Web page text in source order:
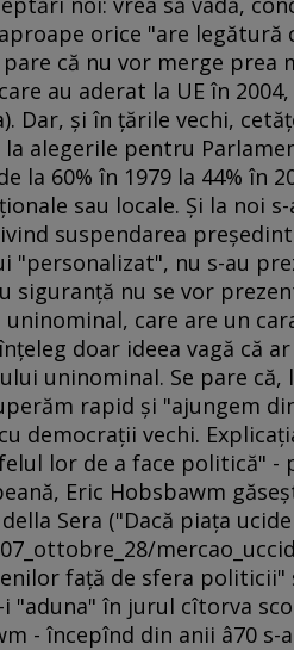
orice "are legătură
că nu vor merge prea
au aderat la UE în
Dar, şi în ţările vechi,
alegerile pentru
la 60% în 1979 la 44% în
sau locale. Şi la noi
suspendarea
"personalizat", nu s-au
siguranţă nu se vor
care are un
doar ideea vagă că
uninominal. Se pare
rapid şi "ajungem
democraţii vechi.
lor de a face politică" -
Eric Hobsbawm
Sera ("Dacă piaţa
faţă de sfera
"aduna" în jurul cîtorva
- începînd din anii â70